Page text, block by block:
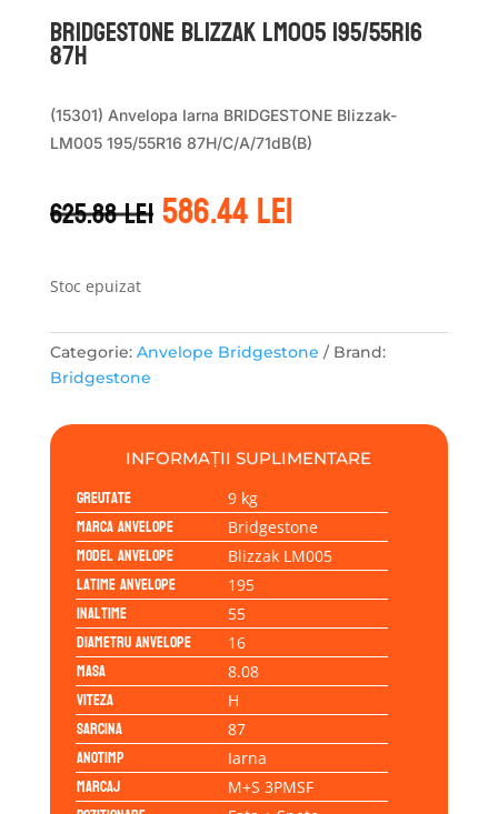
Bridgestone BLIZZAK LM005 195/55R16
87H
(15301) Anvelopa Iarna BRIDGESTONE Blizzak-
LM005 195/55R16 87H/C/A/71dB(B)
625.88leiPrețul
inițial
586.44leiPrețul
curent
Stoc epuizat
Categorie: Anvelope Bridgestone
Brand:
Bridgestone
INFORMAȚII SUPLIMENTARE
Greutate 9 kg
Marca anvelope Bridgestone
Model anvelope Blizzak LM005
Latime anvelope 195
Inaltime 55
Diametru anvelope 16
Masa 8.08
Viteza H
Sarcina 87
Anotimp Iarna
Marcaj M+S 3PMSF